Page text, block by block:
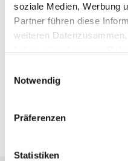
soziale Medien, Werbung
Partner führen diese
weiteren
Impressum
Notwendig
Präferenzen
Statistiken
Planen Sie Ihre
Verkehrs- und
Deutsche Bahn AG
Google Maps